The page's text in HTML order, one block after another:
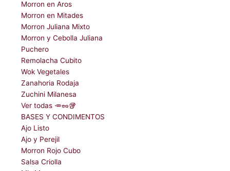
Morron en Aros
Morron en Mitades
Morron Juliana Mixto
Morron y Cebolla Juliana
Puchero
Remolacha Cubito
Wok Vegetales
Zanahoria Rodaja
Zuchini Milanesa
Ver todas 🥕🥜🥡
BASES Y CONDIMENTOS
Ajo Listo
Ajo y Perejil
Morron Rojo Cubo
Salsa Criolla